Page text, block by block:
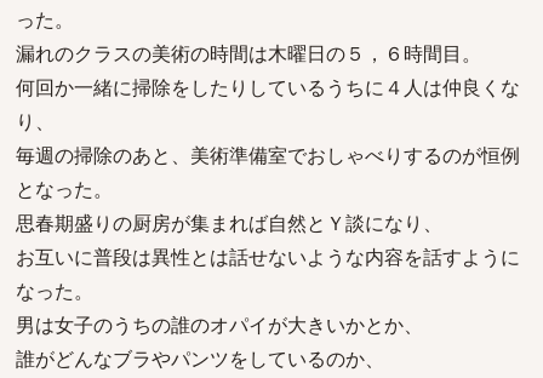
った。
漏れのクラスの美術の時間は木曜日の５，６時間目。
何回か一緒に掃除をしたりしているうちに４人は仲良くな
り、
毎週の掃除のあと、美術準備室でおしゃべりするのが恒例
となった。
思春期盛りの厨房が集まれば自然とＹ談になり、
お互いに普段は異性とは話せないような内容を話すように
なった。
男は女子のうちの誰のオパイが大きいかとか、
誰がどんなブラやパンツをしているのか、